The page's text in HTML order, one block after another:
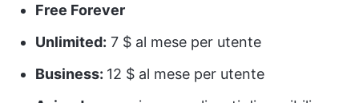
Free Forever
Unlimited: 7 $ al mese per utente
Business: 12 $ al mese per utente